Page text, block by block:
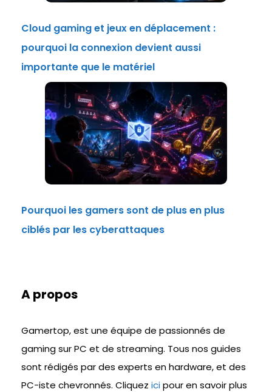
Cloud gaming et jeux en déplacement :
pourquoi la connexion devient aussi
importante que le matériel
Pourquoi les gamers sont de plus en plus
ciblés par les cyberattaques
A propos
Gamertop, est une équipe de passionnés de
gaming sur PC et de streaming. Tous nos guides
sont rédigés par des experts en hardware, et des
PC-iste chevronnés. Cliquez icipour en savoir plus